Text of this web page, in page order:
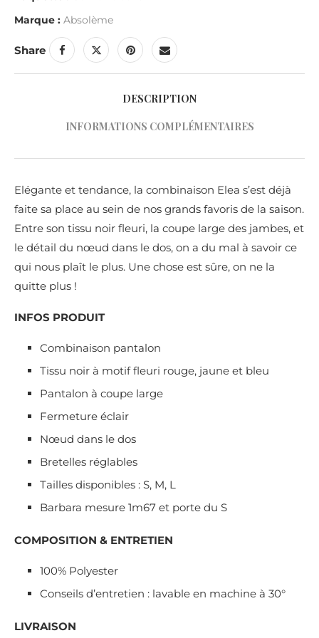
Marque : Absolème
Share
DESCRIPTION
INFORMATIONS COMPLÉMENTAIRES
Elégante et tendance, la combinaison Elea s’est déjà
faite sa place au sein de nos grands favoris de la saison.
Entre son tissu noir fleuri, la coupe large des jambes, et
le détail du nœud dans le dos, on a du mal à savoir ce
qui nous plaît le plus. Une chose est sûre, on ne la
quitte plus !
INFOS PRODUIT
Combinaison pantalon
Tissu noir à motif fleuri rouge, jaune et bleu
Pantalon à coupe large
Fermeture éclair
Nœud dans le dos
Bretelles réglables
Tailles disponibles : S, M, L
Barbara mesure 1m67 et porte du S
COMPOSITION & ENTRETIEN
100% Polyester
Conseils d’entretien : lavable en machine à 30°
LIVRAISON